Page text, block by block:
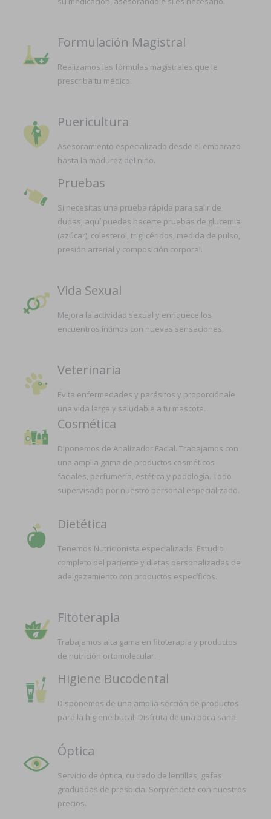
Formulación Magistral
Realizamos las fórmulas magistrales que le
prescriba tu médico.
Puericultura
Asesoramiento especializado desde el embarazo
hasta la madurez del niño.
Pruebas
Si necesitas una prueba rápida para salir de
dudas, aquí puedes hacerte pruebas de glucemia
(azúcar), colesterol, triglicéridos, medida de pulso,
presión arterial y composición corporal.
Vida Sexual
Mejora la actividad sexual y enriquece los
encuentros íntimos con nuevas sensaciones.
Veterinaria
Evita enfermedades y parásitos y proporciónale
una vida larga y saludable a tu mascota.
Cosmética
Diponemos de Analizador Facial. Trabajamos con
una amplia gama de productos cosméticos
faciales, perfumería, estética y podología. Todo
supervisado por nuestro personal especializado.
Dietética
Tenemos Nutricionista especializada. Estudio
completo del paciente y dietas personalizadas de
adelgazamiento con productos específicos.
Fitoterapia
Trabajamos alta gama en fitoterapia y productos
de nutrición ortomolecular.
Higiene Bucodental
Disponemos de una amplia sección de productos
para la higiene bucal. Disfruta de una boca sana.
Óptica
Servicio de óptica, cuidado de lentillas, gafas
graduadas de presbicia. Sorpréndete con nuestros
precios.